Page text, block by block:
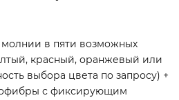
в пяти возможных
красный, оранжевый или
выбора цвета по запросу) +
с фиксирующим